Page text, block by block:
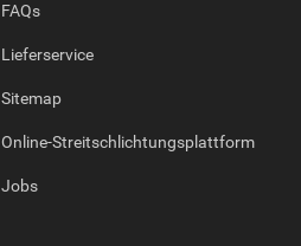
FAQs
Lieferservice
Sitemap
Online-Streitschlichtungsplattform
Jobs